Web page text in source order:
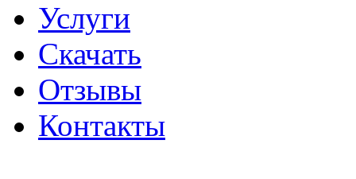
Услуги
Скачать
Отзывы
Контакты